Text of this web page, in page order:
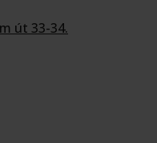
út 33-34.